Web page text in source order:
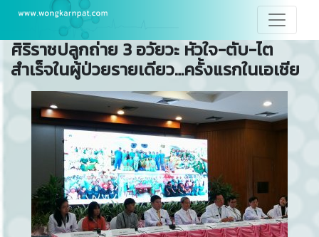
ศิริราชปลูกถ่าย 3 อวัยวะ หัวใจ-ตับ-ไต
สำเร็จในผู้ป่วยรายเดียว…ครั้งแรกในเอเชีย